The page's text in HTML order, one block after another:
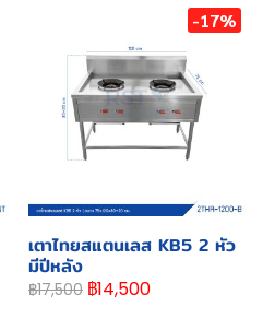
-17%
เตาไทยสแตนเลส KB5 2 หัว
มีปีหลัง
฿17,500 ฿14,500